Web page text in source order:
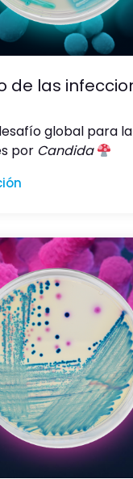
de las
global para
por Candida